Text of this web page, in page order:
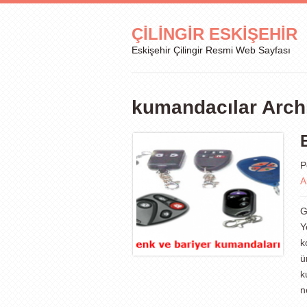
ÇILINGIR ESKIŞEHIR
Eskişehir Çilingir Resmi Web Sayfası
kumandacılar